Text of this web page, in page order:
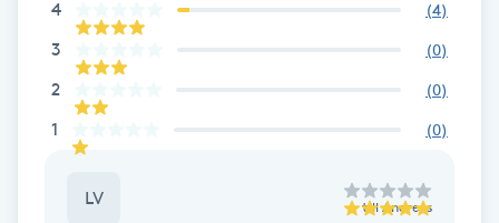
Dermapen
Diamantslipning
4 (4)
3 (0)
2 (0)
1 (0)
LV till Andreas